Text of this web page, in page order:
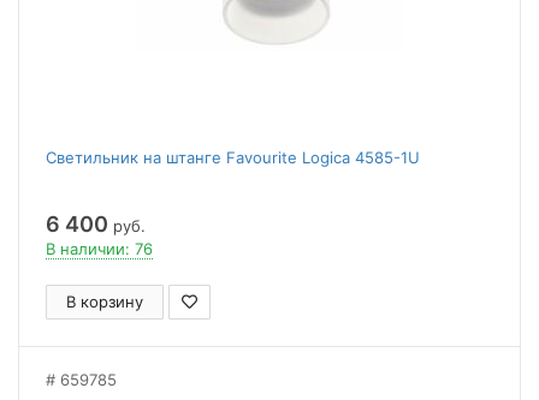
Светильник на штанге Favourite Logica 4585-1U
6 400 руб.
В наличии: 76
В корзину
659785